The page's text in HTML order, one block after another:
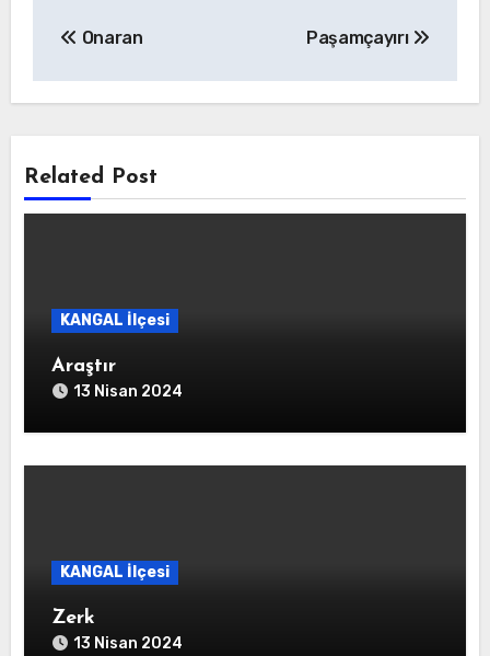
Onaran Paşamçayırı
Related Post
KANGAL İlçesi
Araştır
13 Nisan 2024
KANGAL İlçesi
Zerk
13 Nisan 2024